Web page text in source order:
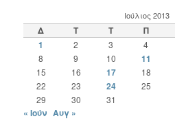
Ιούλιος 2013
Δ Τ Τ Π
1
2 3 4
8 9 10 11
15 16 17 18
22
23 24 25
29 30 31
« Ιούν Αυγ »